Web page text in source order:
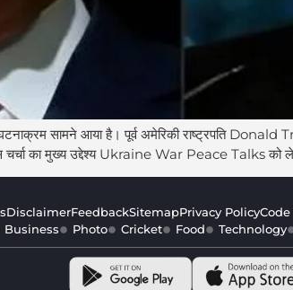
घटनाक्रम सामने आया है। पूर्व अमेरिकी
का मुख्य उद्देश्य Ukraine War Peace Talks को
DisclaimerFeedbackSitemapPrivacy Policy
Business Photo Cricket Food Technology